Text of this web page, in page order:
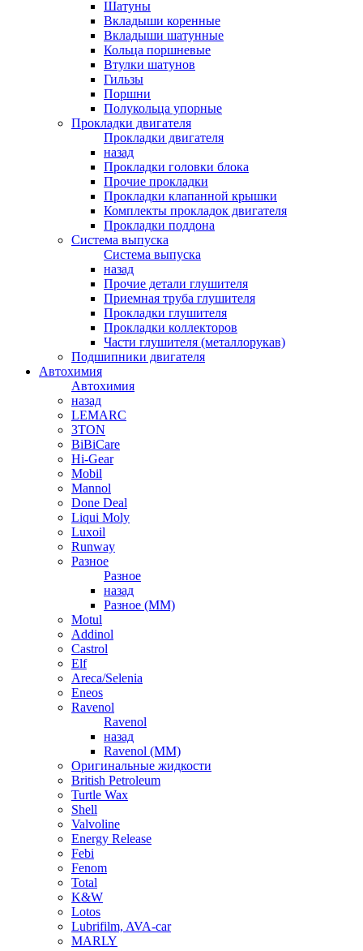
Шатуны
Вкладыши коренные
Вкладыши шатунные
Кольца поршневые
Втулки шатунов
Гильзы
Поршни
Полукольца упорные
Прокладки двигателя
Прокладки двигателя
назад
Прокладки головки блока
Прочие прокладки
Прокладки клапанной крышки
Комплекты прокладок двигателя
Прокладки поддона
Система выпуска
Система выпуска
назад
Прочие детали глушителя
Приемная труба глушителя
Прокладки глушителя
Прокладки коллекторов
Части глушителя (металлорукав)
Подшипники двигателя
Автохимия
Автохимия
назад
LEMARC
3TON
BiBiCare
Hi-Gear
Mobil
Mannol
Done Deal
Liqui Moly
Luxoil
Runway
Разное
Разное
назад
Разное (ММ)
Motul
Addinol
Castrol
Elf
Areca/Selenia
Eneos
Ravenol
Ravenol
назад
Ravenol (ММ)
Оригинальные жидкости
British Petroleum
Turtle Wax
Shell
Valvoline
Energy Release
Febi
Fenom
Total
K&W
Lotos
Lubrifilm, AVA-car
MARLY